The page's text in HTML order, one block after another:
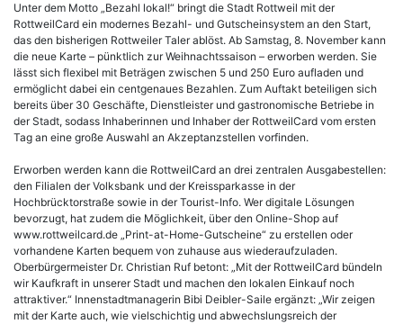
Unter dem Motto „Bezahl lokal!“ bringt die Stadt Rottweil mit der
RottweilCard ein modernes Bezahl- und Gutscheinsystem an den Start,
das den bisherigen Rottweiler Taler ablöst. Ab Samstag, 8. November kann
die neue Karte – pünktlich zur Weihnachtssaison – erworben werden. Sie
lässt sich flexibel mit Beträgen zwischen 5 und 250 Euro aufladen und
ermöglicht dabei ein centgenaues Bezahlen. Zum Auftakt beteiligen sich
bereits über 30 Geschäfte, Dienstleister und gastronomische Betriebe in
der Stadt, sodass Inhaberinnen und Inhaber der RottweilCard vom ersten
Tag an eine große Auswahl an Akzeptanzstellen vorfinden.
Erworben werden kann die RottweilCard an drei zentralen Ausgabestellen:
den Filialen der Volksbank und der Kreissparkasse in der
Hochbrücktorstraße sowie in der Tourist-Info. Wer digitale Lösungen
bevorzugt, hat zudem die Möglichkeit, über den Online-Shop auf
www.rottweilcard.de „Print-at-Home-Gutscheine“ zu erstellen oder
vorhandene Karten bequem von zuhause aus wiederaufzuladen.
Oberbürgermeister Dr. Christian Ruf betont: „Mit der RottweilCard bündeln
wir Kaufkraft in unserer Stadt und machen den lokalen Einkauf noch
attraktiver.“ Innenstadtmanagerin Bibi Deibler-Saile ergänzt: „Wir zeigen
mit der Karte auch, wie vielschichtig und abwechslungsreich der